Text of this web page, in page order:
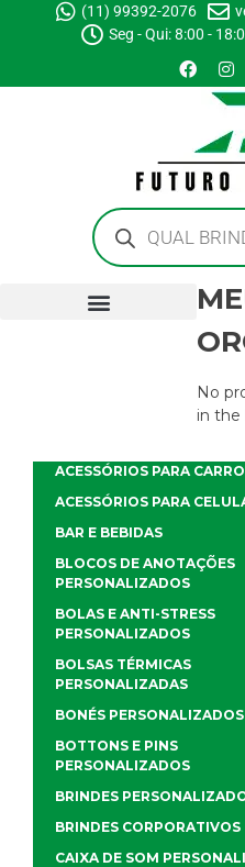
(11) 99392-2076
Seg - Qui: 8:00 -
No
in the
ACESSÓRIOS PARA
ACESSÓRIOS PARA
BAR E BEBIDAS
BLOCOS DE ANOTAÇÕES
PERSONALIZADOS
BOLAS E ANTI-STRESS
PERSONALIZADOS
BOLSAS TÉRMICAS
PERSONALIZADAS
BONÉS PERSONALIZADOS
BOTTONS E PINS
PERSONALIZADOS
BRINDES
BRINDES CORPORATIVOS
CAIXA DE SOM